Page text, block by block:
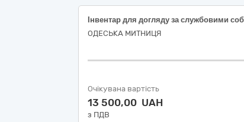
ОДЕСЬКА МИТНИЦЯ
Очікувана вартість
13 500,00 UAH
з ПДВ